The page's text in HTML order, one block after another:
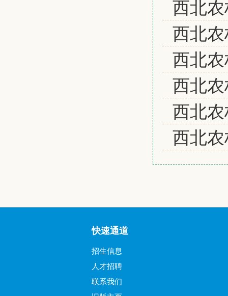
西北
西北
西北
西北
西北
西北
快速通道
招生信息
人才招聘
联系我们